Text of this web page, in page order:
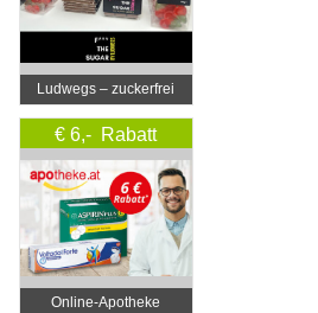
Ludwegs – zuckerfrei
leben
€ 6,- Rabatt
Online‑Apotheke